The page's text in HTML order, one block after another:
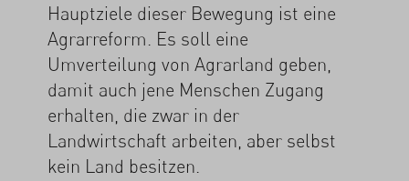
Hauptziele dieser Bewegung ist eine
Agrarreform. Es soll eine
Umverteilung von Agrarland geben,
damit auch jene Menschen Zugang
erhalten, die zwar in der
Landwirtschaft arbeiten, aber selbst
kein Land besitzen.